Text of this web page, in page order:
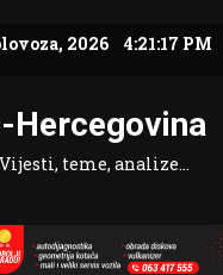
2026 4:21:18 PM
Hercegovina
Vijesti, teme, analize…